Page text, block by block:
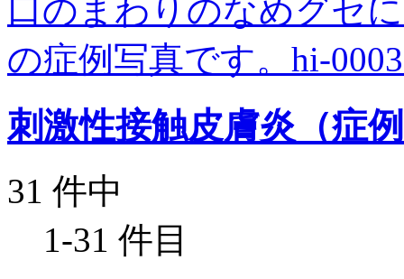
口のまわりのなめグセ
の症例写真です。hi-
刺激性接触皮膚炎（症
31 件中
1-31 件目